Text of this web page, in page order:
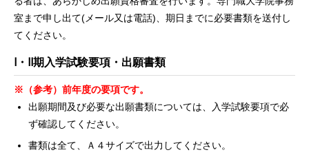
室まで申し出て(メール又は電話)、期日までに必要書類を送付し
てください。
Ⅰ・Ⅱ期入学試験要項・出願書類
※ （参考）前年度の要項です。
出願期間及び必要な出願書類については、入学試験要項で必
ず確認してください。
書類は全て、Ａ４サイズで出力してください。